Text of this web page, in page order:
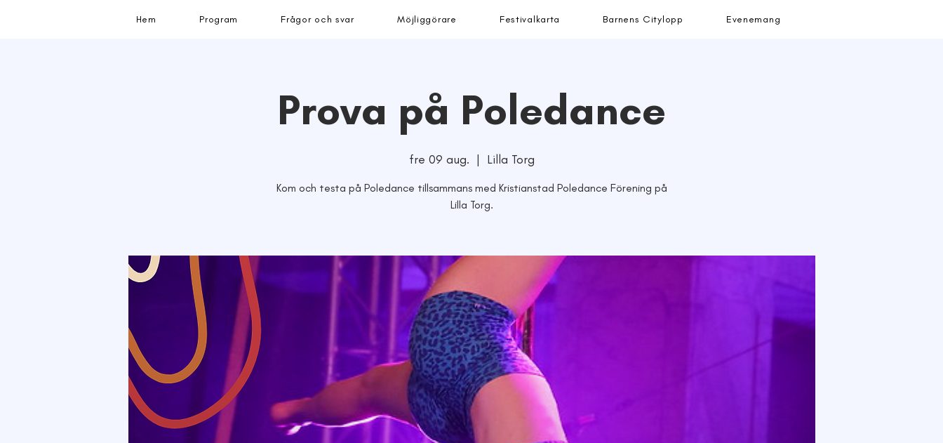
Hem Program Frågor och svar Möjliggörare Festivalkarta Barnens Citylopp Evenemang
Prova på Poledance
fre 09 aug.
  |
Lilla Torg
Kom och testa på Poledance tillsammans med Kristianstad Poledance Förening på
Lilla Torg.